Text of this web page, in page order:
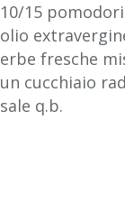
10/15
olio
erbe fresche
un cucchiaio
sale q.b.